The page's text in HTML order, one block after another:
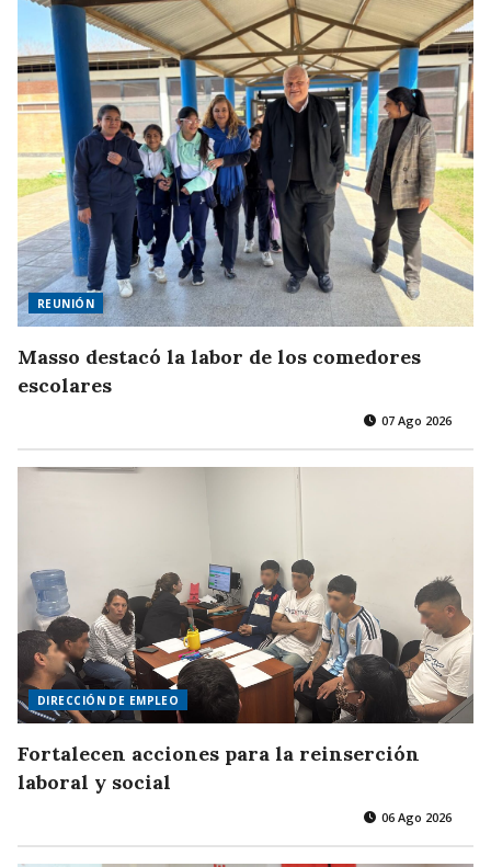
REUNIÓN
Masso destacó la labor de los comedores
escolares
07 Ago 2026
DIRECCIÓN DE EMPLEO
Fortalecen acciones para la reinserción
laboral y social
06 Ago 2026